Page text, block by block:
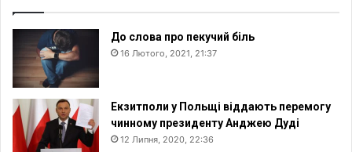
До слова про пекучий біль
16 Лютого, 2021, 21:37
Екзитполи у Польщі віддають перемогу
чинному президенту Анджею Дуді
12 Липня, 2020, 22:36